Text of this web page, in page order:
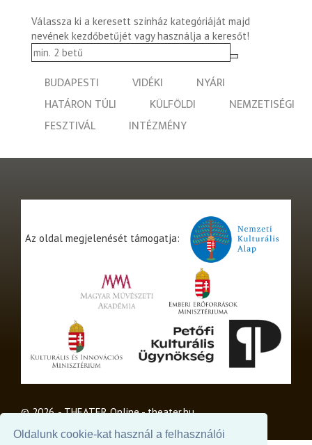
Oldalunk cookie-kat használ a felhasználói
Válassza ki a keresett színház kategóriáját majd
nevének kezdőbetűjét vagy használja a keresőt!
BUDAPESTI VIDÉKI
NYÁRI
HATÁRON TÚLI
KÜLFÖLDI
NEMZETISÉGI
FESZTIVÁL
INTÉZMÉNY
Az oldal megjelenését támogatja:
© 2026. - THEATER Online -theater.hu